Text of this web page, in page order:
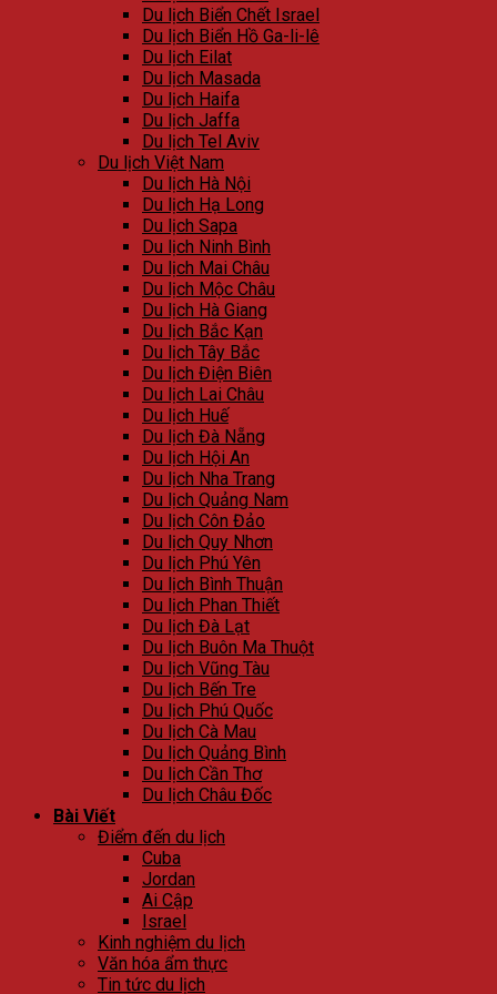
Du lịch Biển Chết Israel
Du lịch Biển Hồ Ga-li-lê
Du lịch Eilat
Du lịch Masada
Du lịch Haifa
Du lịch Jaffa
Du lịch Tel Aviv
Du lịch Việt Nam
Du lịch Hà Nội
Du lịch Hạ Long
Du lịch Sapa
Du lịch Ninh Bình
Du lịch Mai Châu
Du lịch Mộc Châu
Du lịch Hà Giang
Du lịch Bắc Kạn
Du lịch Tây Bắc
Du lịch Điện Biên
Du lịch Lai Châu
Du lịch Huế
Du lịch Đà Nẵng
Du lịch Hội An
Du lịch Nha Trang
Du lịch Quảng Nam
Du lịch Côn Đảo
Du lịch Quy Nhơn
Du lịch Phú Yên
Du lịch Bình Thuận
Du lịch Phan Thiết
Du lịch Đà Lạt
Du lịch Buôn Ma Thuột
Du lịch Vũng Tàu
Du lịch Bến Tre
Du lịch Phú Quốc
Du lịch Cà Mau
Du lịch Quảng Bình
Du lịch Cần Thơ
Du lịch Châu Đốc
Bài Viết
Điểm đến du lịch
Cuba
Jordan
Ai Cập
Israel
Kinh nghiệm du lịch
Văn hóa ẩm thực
Tin tức du lịch